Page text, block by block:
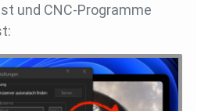
und CNC-Programme